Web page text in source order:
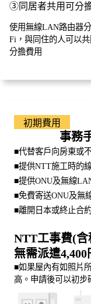
③同居者共用可分
使用無線LAN路由器
Fi，與同住的人可以共
分擔費用
初期費用
事務
■代替客戶向房東或
■提供NTT施工時的
■提供ONU及無線
■免費寄送ONU及無
■離開日本或終止合
NTT工事費(含
無需派遣4,400
■如果屋內有如照片
高。申請後可以初步